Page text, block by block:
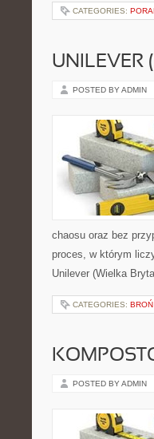
CATEGORIES:
UNILEVER
POSTED BY ADMIN
chaosu oraz bez
proces, w którym
Unilever (Wielka
CATEGORIES:
POSTED BY ADMIN